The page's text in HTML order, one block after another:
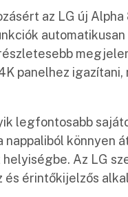
az LG új
panelhez igazítani,
legfontosabb
könnyen
Az LG
érintőkijelzős